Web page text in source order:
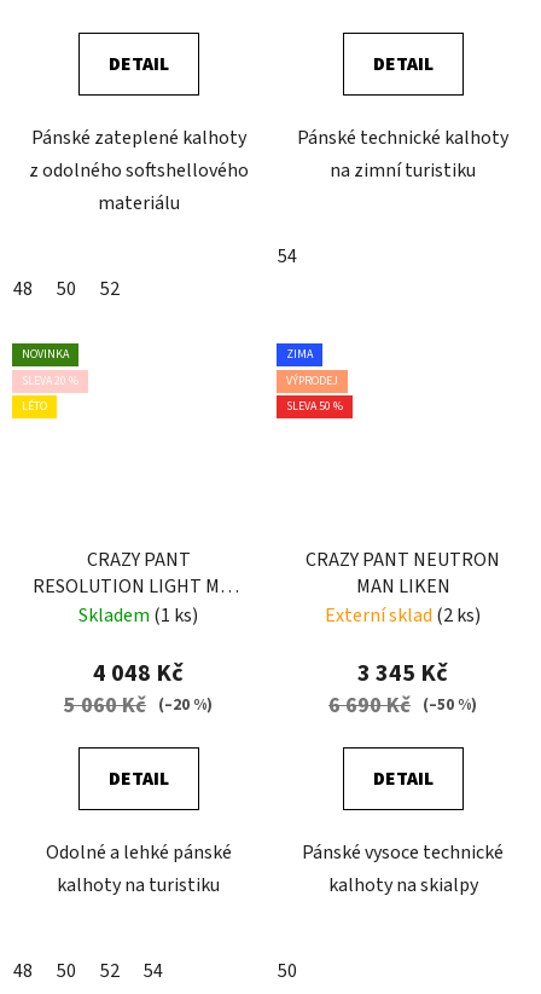
DETAIL
Pánské zateplené kalhoty
z odolného softshellového
materiálu
48 50 52
DETAIL
Pánské technické kalhoty
na zimní turistiku
54
NOVINKA
SLEVA 20 %
LÉTO
CRAZY PANT
RESOLUTION LIGHT MAN
SLATE-BLACK
Skladem (1 ks)
4 048 Kč
5 060 Kč (–20 %)
DETAIL
Odolné a lehké pánské
kalhoty na turistiku
48 50 52 54
ZIMA
VÝPRODEJ
SLEVA 50 %
CRAZY PANT NEUTRON
MAN LIKEN
Externí sklad (2 ks)
3 345 Kč
6 690 Kč (–50 %)
DETAIL
Pánské vysoce technické
kalhoty na skialpy
50